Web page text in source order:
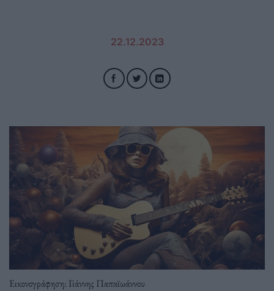
22.12.2023
Εικονογράφηση: Γιάννης Παπαϊωάννου